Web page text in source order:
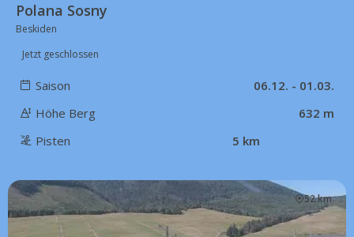
Polana Sosny
Beskiden
Jetzt geschlossen
Saison
06.12. - 01.03.
Höhe Berg
632 m
Pisten
5 km
52 km